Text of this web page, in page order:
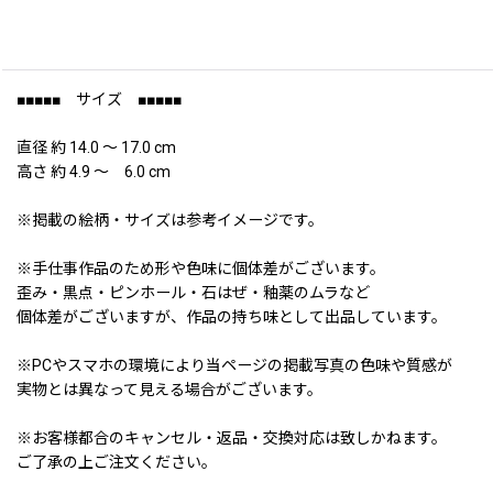
■■■■■ サイズ ■■■■■
直径 約 14.0 〜 17.0 cm
高さ 約 4.9 〜 6.0 cm
※掲載の絵柄・サイズは参考イメージです。
※手仕事作品のため形や色味に個体差がございます。
歪み・黒点・ピンホール・石はぜ・釉薬のムラなど
個体差がございますが、作品の持ち味として出品しています。
※PCやスマホの環境により当ページの掲載写真の色味や質感が
実物とは異なって見える場合がございます。
※お客様都合のキャンセル・返品・交換対応は致しかねます。
ご了承の上ご注文ください。